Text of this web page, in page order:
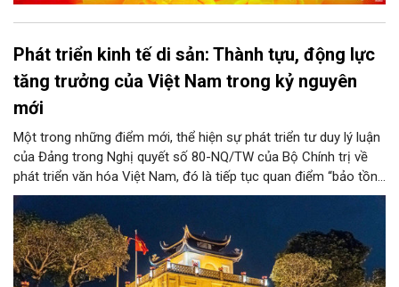
Phát triển kinh tế di sản: Thành tựu, động lực
tăng trưởng của Việt Nam trong kỷ nguyên
mới
Một trong những điểm mới, thể hiện sự phát triển tư duy lý luận
của Đảng trong Nghị quyết số 80-NQ/TW của Bộ Chính trị về
phát triển văn hóa Việt Nam, đó là tiếp tục quan điểm “bảo tồn
và phát huy giá trị di sản văn hóa gắn kết với phát triển kinh tế -
xã hội và du lịch”; đồng thời, nâng lên một tầm cao mới: “phát
triển kinh tế di sản”.